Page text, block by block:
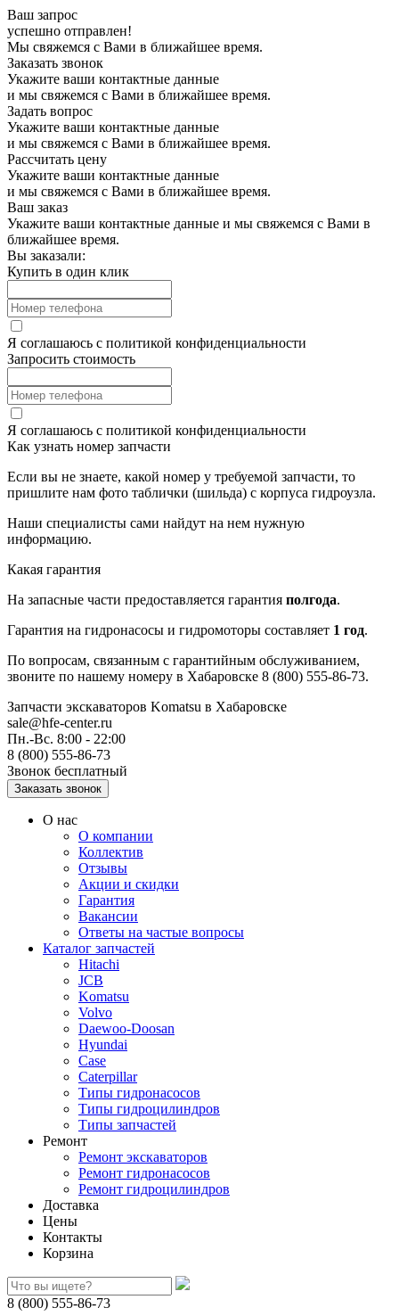
Ваш запрос
успешно отправлен!
Мы свяжемся с Вами в ближайшее время.
Заказать звонок
Укажите ваши контактные данные
и мы свяжемся с Вами в ближайшее время.
Задать вопрос
Укажите ваши контактные данные
и мы свяжемся с Вами в ближайшее время.
Рассчитать цену
Укажите ваши контактные данные
и мы свяжемся с Вами в ближайшее время.
Ваш заказ
Укажите ваши контактные данные и мы свяжемся с Вами в
ближайшее время.
Вы заказали:
Купить в один клик
Я соглашаюсь с политикой конфиденциальности
Запросить стоимость
Я соглашаюсь с политикой конфиденциальности
Как узнать номер запчасти
Если вы не знаете, какой номер у требуемой запчасти, то
пришлите нам фото таблички (шильда) с корпуса гидроузла.
Наши специалисты сами найдут на нем нужную
информацию.
Какая гарантия
На запасные части предоставляется гарантия полгода.
Гарантия на гидронасосы и гидромоторы составляет 1 год.
По вопросам, связанным с гарантийным обслуживанием,
звоните по нашему номеру в Хабаровске 8 (800) 555-86-73.
Запчасти экскаваторов Komatsu в Хабаровске
sale@hfe-center.ru
Пн.-Вс. 8:00 - 22:00
8 (800) 555-86-73
Звонок бесплатный
О нас
О компании
Коллектив
Отзывы
Акции и скидки
Гарантия
Вакансии
Ответы на частые вопросы
Каталог запчастей
Hitachi
JCB
Komatsu
Volvo
Daewoo-Doosan
Hyundai
Case
Caterpillar
Типы гидронасосов
Типы гидроцилиндров
Типы запчастей
Ремонт
Ремонт экскаваторов
Ремонт гидронасосов
Ремонт гидроцилиндров
Доставка
Цены
Контакты
Корзина
8 (800) 555-86-73